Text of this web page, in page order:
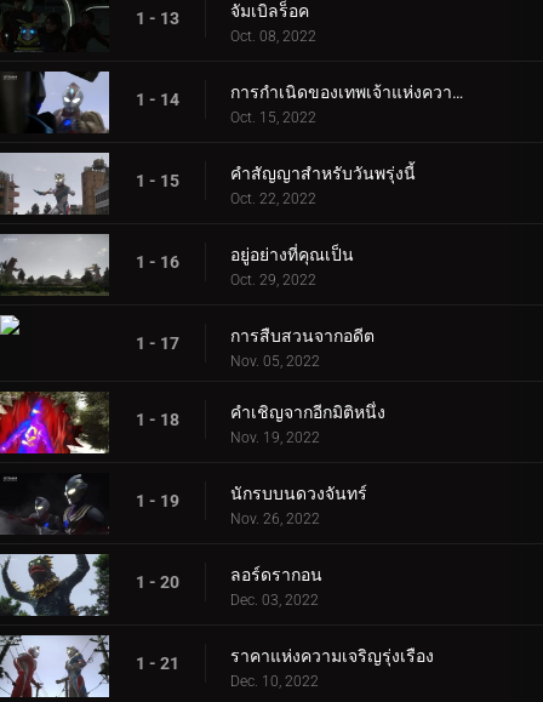
1 - 13 จัมเบิลร็อค
Oct. 08, 2022
1 - 14 การกำเนิดของเทพเจ้าแห่งความมืด
Oct. 15, 2022
1 - 15 คำสัญญาสำหรับวันพรุ่งนี้
Oct. 22, 2022
1 - 16 อยู่อย่างที่คุณเป็น
Oct. 29, 2022
1 - 17 การสืบสวนจากอดีต
Nov. 05, 2022
1 - 18 คำเชิญจากอีกมิติหนึ่ง
Nov. 19, 2022
1 - 19 นักรบบนดวงจันทร์
Nov. 26, 2022
1 - 20 ลอร์ดรากอน
Dec. 03, 2022
1 - 21 ราคาแห่งความเจริญรุ่งเรือง
Dec. 10, 2022